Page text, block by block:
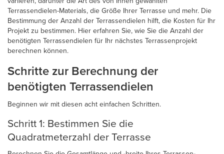
Terrassendielen-Materials, die Größe Ihrer Terrasse und mehr. Die
Bestimmung der Anzahl der Terrassendielen hilft, die Kosten für Ihr
Projekt zu bestimmen. Hier erfahren Sie, wie Sie die Anzahl der
benötigten Terrassendielen für Ihr nächstes Terrassenprojekt
berechnen können.
Schritte zur Berechnung der
benötigten Terrassendielen
Beginnen wir mit diesen acht einfachen Schritten.
Schritt 1: Bestimmen Sie die
Quadratmeterzahl der Terrasse